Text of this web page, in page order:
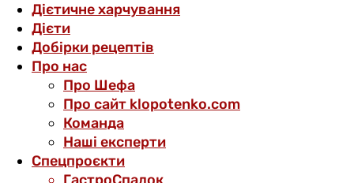
Дієтичне харчування
Дієти
Добірки рецептів
Про нас
Про Шефа
Про сайт klopotenko.com
Команда
Наші експерти
Спецпроєкти